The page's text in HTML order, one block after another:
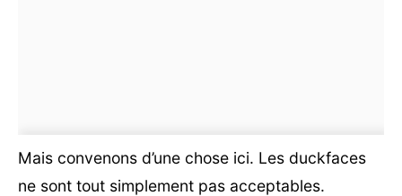
Mais convenons d’une chose ici. Les duckfaces
ne sont tout simplement pas acceptables.